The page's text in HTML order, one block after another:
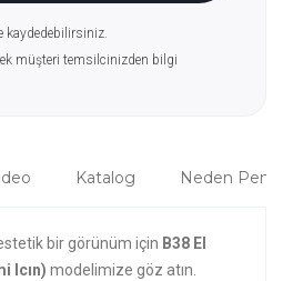
kaydedebilirsiniz.
müşteri temsilcinizden bilgi
Katalog Neden Penta?
bir görünüm için B38 El
Icın) modelimize göz atın.